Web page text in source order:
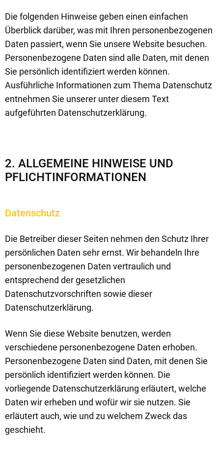
Die folgenden Hinweise geben einen einfachen
Überblick darüber, was mit Ihren personenbezogenen
Daten passiert, wenn Sie unsere Website besuchen.
Personenbezogene Daten sind alle Daten, mit denen
Sie persönlich identifiziert werden können.
Ausführliche Informationen zum Thema Datenschutz
entnehmen Sie unserer unter diesem Text
aufgeführten Datenschutzerklärung.
2. ALLGEMEINE HINWEISE UND
PFLICHTINFORMATIONEN
Datenschutz
Die Betreiber dieser Seiten nehmen den Schutz Ihrer
persönlichen Daten sehr ernst. Wir behandeln Ihre
personenbezogenen Daten vertraulich und
entsprechend der gesetzlichen
Datenschutzvorschriften sowie dieser
Datenschutzerklärung.
Wenn Sie diese Website benutzen, werden
verschiedene personenbezogene Daten erhoben.
Personenbezogene Daten sind Daten, mit denen Sie
persönlich identifiziert werden können. Die
vorliegende Datenschutzerklärung erläutert, welche
Daten wir erheben und wofür wir sie nutzen. Sie
erläutert auch, wie und zu welchem Zweck das
geschieht.